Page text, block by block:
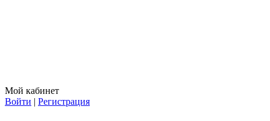
Мой кабинет
Войти | Регистрация